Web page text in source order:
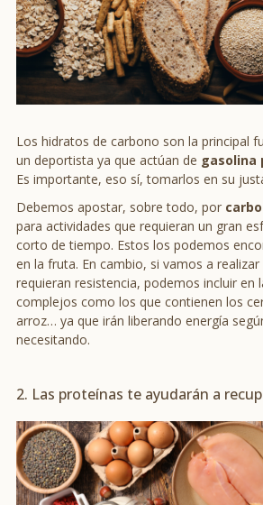
Los hidratos de carbono son la principal
un deportista ya que actúan de gasolina
Es importante, eso sí, tomarlos en su
Debemos apostar, sobre todo, por
para actividades que requieran un gran
corto de tiempo. Estos los podemos
en la fruta. En cambio, si vamos a
requieran resistencia, podemos incluir en
complejos como los que contienen los
arroz… ya que irán liberando energía
necesitando.
2. Las proteínas te ayudarán a